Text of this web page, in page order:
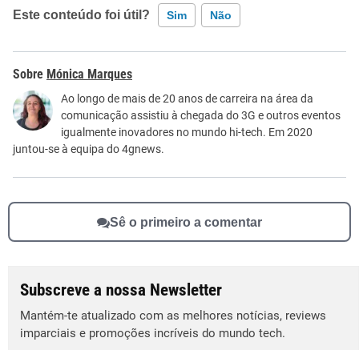
Este conteúdo foi útil? Sim Não
Este conteúdo contém informação incorreta
Este conteúdo não tem a informação que procuro
Outro
Mónica Marques
Ao longo de mais de 20 anos de carreira na área da
comunicação assistiu à chegada do 3G e outros eventos
igualmente inovadores no mundo hi-tech. Em 2020
juntou-se à equipa do 4gnews.
Sê o primeiro a comentar
Subscreve a nossa Newsletter
Mantém-te atualizado com as melhores notícias, reviews
imparciais e promoções incríveis do mundo tech.